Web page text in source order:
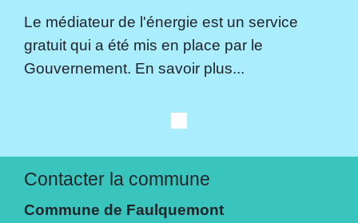
Le médiateur de l'énergie est un service
gratuit qui a été mis en place par le
Gouvernement. En savoir plus...
Contacter la commune
Commune de Faulquemont